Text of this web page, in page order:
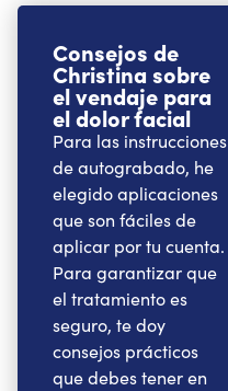
Consejos de
Christina sobre
el vendaje para
el dolor facial
Para las instrucciones
de autograbado, he
elegido aplicaciones
que son fáciles de
aplicar por tu cuenta.
Para garantizar que
el tratamiento es
seguro, te doy
consejos prácticos
que debes tener en